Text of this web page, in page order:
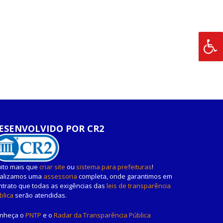
POR CR2
mais que criar site ou sistema para prefeituras!
uma assessoria completa, onde garantimos em
que todas as exigências das leis de transparência
serão atendidas.
o PNTP e o Radar da Transparência Pública